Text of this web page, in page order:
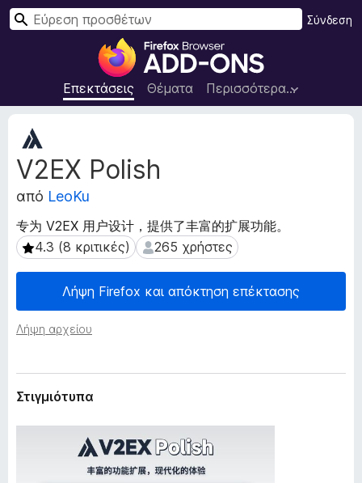
Π
ρ
ό
σ
ρ
ο
γ
ά
τ
π
ε
ρ
Επεκτάσεις Θέματα Περισσότερα…
Σύνδεση
Α
V2EX Polish
από LeoKu
专为 V2EX 用户设计，提供了丰富的扩展功能。
4.3 (8 κριτικές)
4.3 (8 κριτικές) 265 χρήστες
265 χρήστες
Λήψη Firefox και απόκτηση επέκτασης
Λήψη αρχείου
ε
τ
α
δ
δ
ο
ε
τ
Στιγμιότυπα